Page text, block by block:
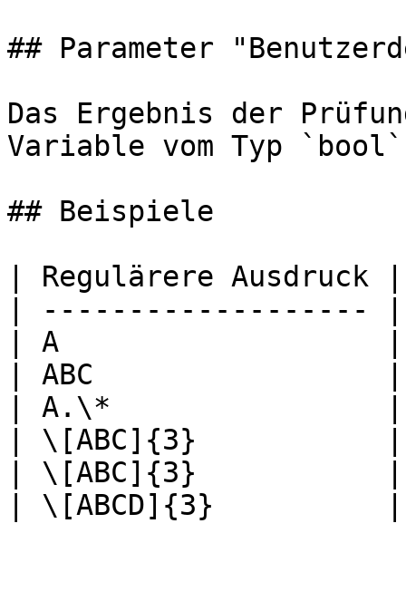
## Parameter
Das Ergebnis der
Variable vom Typ
## Beispiele
| Regulärere
| -------------------
| A                   |
| ABC                 |
| A.\*                |
| \[ABC]{3}
| \[ABC]{3}